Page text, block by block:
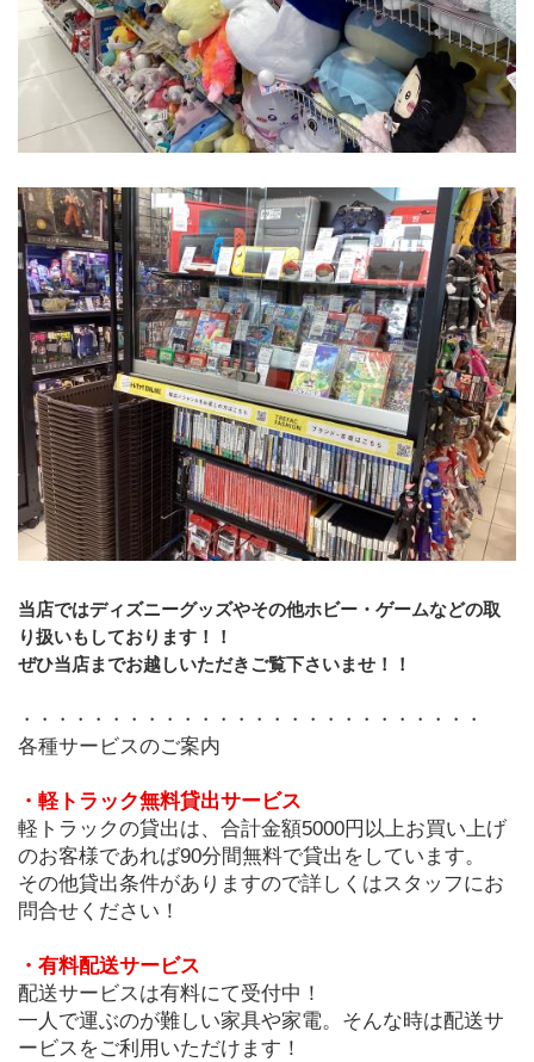
当店ではディズニーグッズやその他ホビー・ゲームなどの取
り扱いもしております！！
ぜひ当店までお越しいただきご覧下さいませ！！
・・・・・・・・・・・・・・・・・・・・・・・・・・
各種サービスのご案内
・軽トラック無料貸出サービス
軽トラックの貸出は、合計金額5000円以上お買い上げ
のお客様であれば90分間無料で貸出をしています。
その他貸出条件がありますので詳しくはスタッフにお
問合せください！
・有料配送サービス
配送サービスは有料にて受付中！
一人で運ぶのが難しい家具や家電。そんな時は配送サ
ービスをご利用いただけます！